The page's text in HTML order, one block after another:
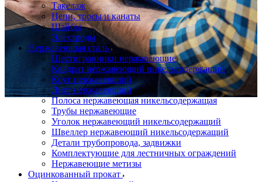
Такелаж
Цепи, тросы и канаты
Шайбы
Электроды
Нержавеющая сталь
Шестигранники нержавеющие
Квадрат нержавеющий никельсодержащий
Круг нержавеющий
Лист нержавеющий
Полоса нержавеющая никельсодержащая
Трубы нержавеющие
Уголок нержавеющий никельсодержащий
Швеллер нержавеющий никельсодержащий
Детали трубопровода, задвижки
Комплектующие для лестничных ограждений
Нержавеющие метизы
Оцинкованный прокат